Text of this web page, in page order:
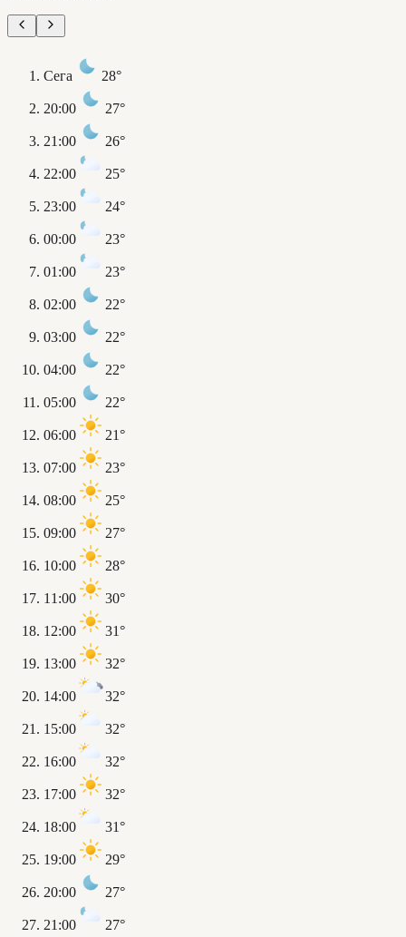
Сега 28°
20:00 27°
21:00 26°
22:00 25°
23:00 24°
00:00 23°
01:00 23°
02:00 22°
03:00 22°
04:00 22°
05:00 22°
06:00 21°
07:00 23°
08:00 25°
09:00 27°
10:00 28°
11:00 30°
12:00 31°
13:00 32°
14:00 32°
15:00 32°
16:00 32°
17:00 32°
18:00 31°
19:00 29°
20:00 27°
21:00 27°